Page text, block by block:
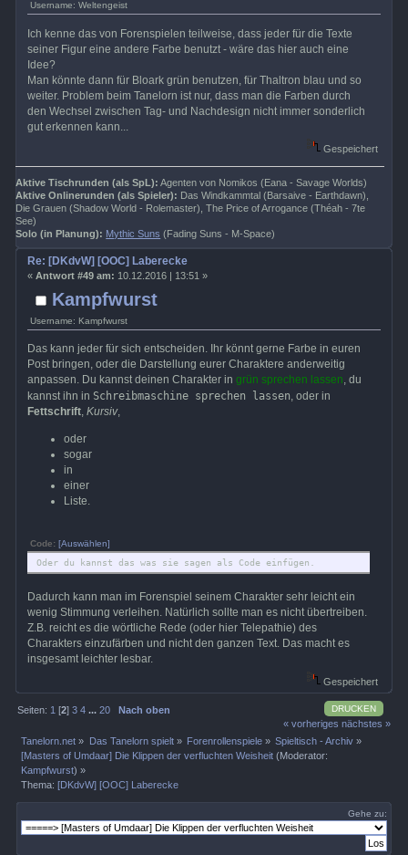
Username: Weltengeist
Ich kenne das von Forenspielen teilweise, dass jeder für die Texte
seiner Figur eine andere Farbe benutzt - wäre das hier auch eine
Idee?
Man könnte dann für Bloark grün benutzen, für Thaltron blau und so
weiter. Problem beim Tanelorn ist nur, dass man die Farben durch
den Wechsel zwischen Tag- und Nachdesign nicht immer sonderlich
gut erkennen kann...
Gespeichert
Aktive Tischrunden (als SpL): Agenten von Nomikos (Eana - Savage Worlds)
Aktive Onlinerunden (als Spieler): Das Windkammtal (Barsaive - Earthdawn),
Die Grauen (Shadow World - Rolemaster), The Price of Arrogance (Théah - 7te
See)
Solo (in Planung): Mythic Suns (Fading Suns - M-Space)
Kampfwurst
Username: Kampfwurst
Re: [DKdvW] [OOC] Laberecke
« Antwort #49 am: 10.12.2016 | 13:51 »
Das kann jeder für sich entscheiden. Ihr könnt gerne Farbe in euren
Post bringen, oder die Darstellung eurer Charaktere anderweitig
anpassen. Du kannst deinen Charakter in grün sprechen lassen, du
kannst ihn in Schreibmaschine sprechen lassen, oder in
Fettschrift, Kursiv,
oder
sogar
in
einer
Liste.
Code: [Auswählen]
Oder du kannst das was sie sagen als Code einfügen.
Dadurch kann man im Forenspiel seinem Charakter sehr leicht ein
wenig Stimmung verleihen. Natürlich sollte man es nicht übertreiben.
Z.B. reicht es die wörtliche Rede (oder hier Telepathie) des
Charakters einzufärben und nicht den ganzen Text. Das macht es
insgesamt leichter lesbar.
Gespeichert
DRUCKEN
Seiten: 1 [2]3 4 ...20
Nach oben
« vorheriges nächstes »
Tanelorn.net » Das Tanelorn spielt» Forenrollenspiele » Spieltisch - Archiv »
[Masters of Umdaar] Die Klippen der verfluchten Weisheit (Moderator:
Kampfwurst) »
Thema:[DKdvW] [OOC] Laberecke
Gehe zu: